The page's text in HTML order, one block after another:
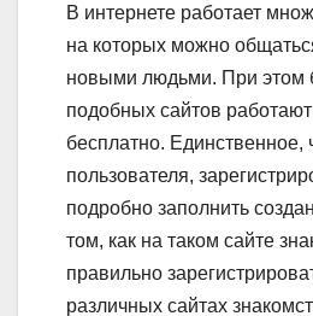
В интернете работает
на которых можно
новыми людьми. При этом
подобных сайтов
бесплатно. Единственное,
пользователя,
подробно заполнить
том, как на таком сайте
правильно
различных сайтах